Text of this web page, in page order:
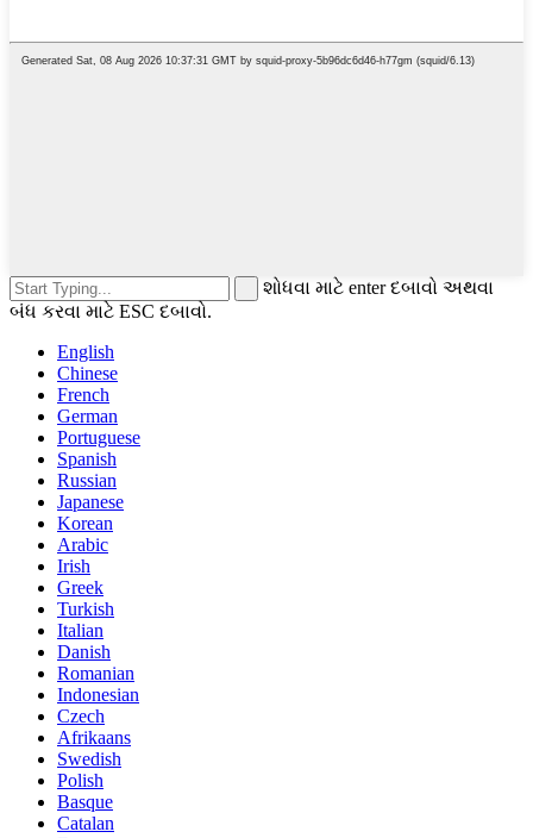
શોધવા માટે enter દબાવો અથવા
બંધ કરવા માટે ESC દબાવો.
English
Chinese
French
German
Portuguese
Spanish
Russian
Japanese
Korean
Arabic
Irish
Greek
Turkish
Italian
Danish
Romanian
Indonesian
Czech
Afrikaans
Swedish
Polish
Basque
Catalan